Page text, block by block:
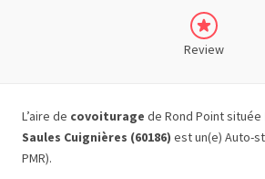
Review
L’aire de covoiturage de Rond Point située
Saules Cuignières (60186) est un(e) Auto-
PMR).